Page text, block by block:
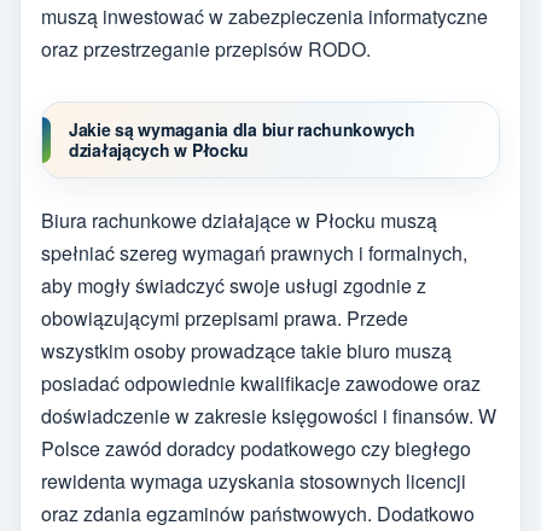
muszą inwestować w zabezpieczenia informatyczne
oraz przestrzeganie przepisów RODO.
Jakie są wymagania dla biur rachunkowych
działających w Płocku
Biura rachunkowe działające w Płocku muszą
spełniać szereg wymagań prawnych i formalnych,
aby mogły świadczyć swoje usługi zgodnie z
obowiązującymi przepisami prawa. Przede
wszystkim osoby prowadzące takie biuro muszą
posiadać odpowiednie kwalifikacje zawodowe oraz
doświadczenie w zakresie księgowości i finansów. W
Polsce zawód doradcy podatkowego czy biegłego
rewidenta wymaga uzyskania stosownych licencji
oraz zdania egzaminów państwowych. Dodatkowo